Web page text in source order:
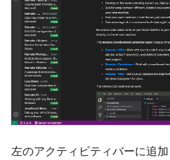
左のアクティビティバーに追